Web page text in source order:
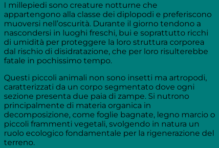
I millepiedi sono creature notturne che
appartengono alla classe dei diplopodi e preferiscono
muoversi nell’oscurità. Durante il giorno tendono a
nascondersi in luoghi freschi, bui e soprattutto ricchi
di umidità per proteggere la loro struttura corporea
dal rischio di disidratazione, che per loro risulterebbe
fatale in pochissimo tempo.
Questi piccoli animali non sono insetti ma artropodi,
caratterizzati da un corpo segmentato dove ogni
sezione presenta due paia di zampe. Si nutrono
principalmente di materia organica in
decomposizione, come foglie bagnate, legno marcio o
piccoli frammenti vegetali, svolgendo in natura un
ruolo ecologico fondamentale per la rigenerazione del
terreno.